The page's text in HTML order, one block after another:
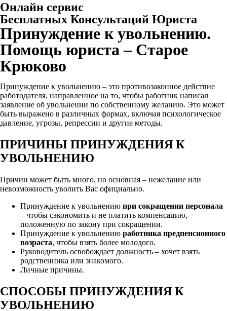
Онлайн сервис
Бесплатных Консультаций Юриста
Принуждение к увольнению.
Помощь юриста – Старое
Крюково
Принуждение к увольнению – это противозаконное действие
работодателя, направленное на то, чтобы работник написал
заявление об увольнении по собственному желанию. Это может
быть выражено в различных формах, включая психологическое
давление, угрозы, репрессии и другие методы.
ПРИЧИНЫ ПРИНУЖДЕНИЯ К
УВОЛЬНЕНИЮ
Причин может быть много, но основная – нежелание или
невозможность уволить Вас официально.
Принуждение к увольнению при сокращении персонала
– чтобы сэкономить и не платить компенсацию,
положенную по закону при сокращении.
Принуждение к увольнению работника предпенсионного
возраста, чтобы взять более молодого.
Руководитель освобождает должность – хочет взять
родственника или знакомого.
Личные причины.
СПОСОБЫ ПРИНУЖДЕНИЯ К
УВОЛЬНЕНИЮ